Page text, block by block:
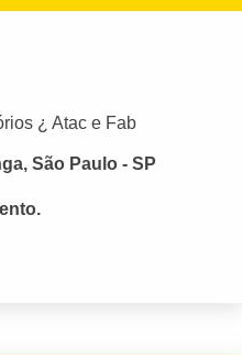
¿ Atac e Fab
São Paulo - SP